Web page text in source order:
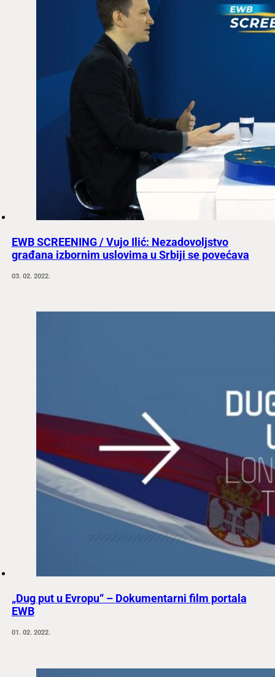
EWB SCREENING / Vujo Ilić: Nezadovoljstvo
građana izbornim uslovima u Srbiji se povećava
03. 02. 2022.
„Dug put u Evropu“ – Dokumentarni film portala
EWB
01. 02. 2022.